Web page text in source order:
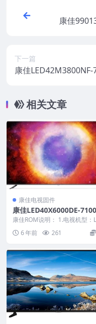
康佳
下一篇
康佳
相关文章
康佳电视固件
康佳LED40X6000DE-
95-99010300-V1.1.01原
统刷机电视固件包下载
康佳ROM说明： 1.电视机型：
40X6000DE 2.物料号：99010...
6 年前 261